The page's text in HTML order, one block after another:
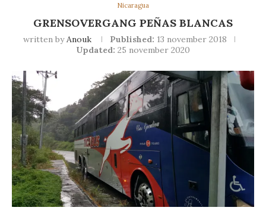
Nicaragua
GRENSOVERGANG PEÑAS BLANCAS
written byAnouk Published: 13 november 2018
Updated: 25 november 2020